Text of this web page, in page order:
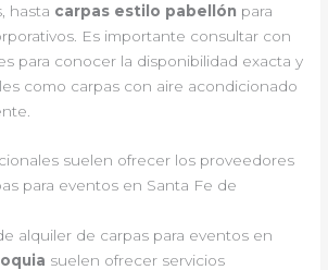
hasta carpas estilo pabellón para
Es importante consultar con
para conocer la disponibilidad exacta y
como carpas con aire acondicionado
suelen ofrecer los proveedores
para eventos en Santa Fe de
alquiler de carpas para eventos en
suelen ofrecer servicios